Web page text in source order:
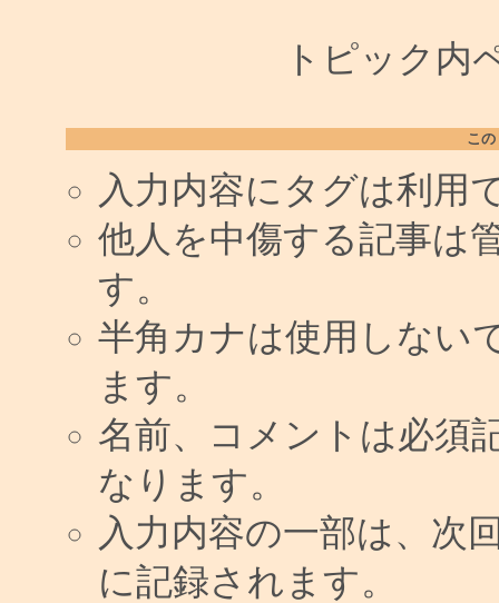
トピック内
こ
入力内容にタグは利用
他人を中傷する記事は
す。
半角カナは使用しない
ます。
名前、コメントは必須
なります。
入力内容の一部は、次
に記録されます。